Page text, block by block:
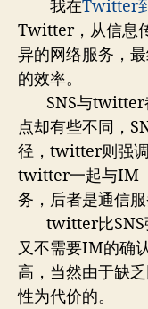
我在Twitter
Twitter，从信息
异的网络服务，
的效率。
SNS与twitter
点却有些不同，
径，twitter则强调
twitter一起与IM
务，后者是通信服
twitter比SNS
又不需要IM的确
高，当然由于缺
性为代价的。